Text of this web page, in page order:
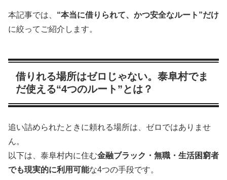
本記事では、 “本当に借りられて、かつ安全なルート”だけ
に絞ってご紹介します。
借りれる場所はゼロじゃない。泰阜村でま
だ使える“4つのルート”とは？
追い詰められたときに頼れる場所は、ゼロではありませ
ん。
以下は、泰阜村内に住む金融ブラック・無職・生活困窮者
でも現実的に利用可能な4つの手段です。